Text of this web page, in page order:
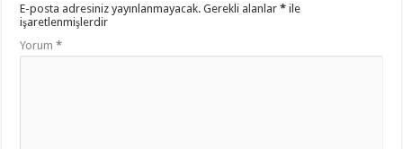
E-posta adresiniz yayınlanmayacak. Gerekli alanlar* ile
işaretlenmişlerdir
Yorum*